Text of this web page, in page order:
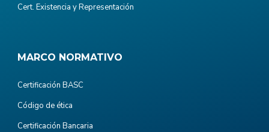
Cert. Existencia y Representación
MARCO NORMATIVO
Certificación BASC
Código de ética
Certificación Bancaria